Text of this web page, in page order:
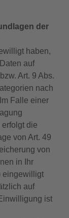
der
haben,
auf
Art. 9 Abs.
nach
Falle einer
die
von Art. 49
von
in Ihr
eingewilligt
auf
ist